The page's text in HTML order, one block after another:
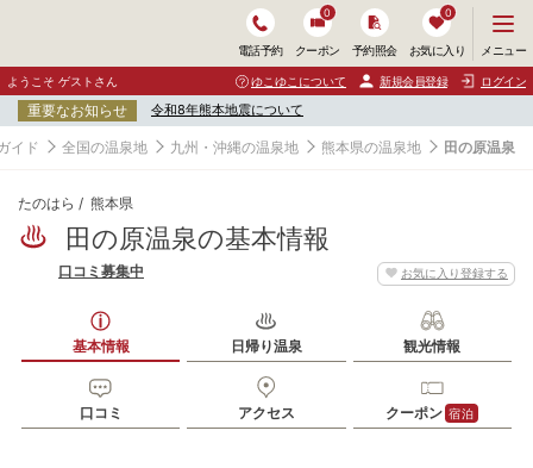
電話予約 クーポン
0
予約照会 お気に入り
0
ニ
ュ
ー
開
く
メニュー
ようこそ ゲストさん ゆこゆこについて 新規会員登録 ログイン
重要なお知らせ 令和8年熊本地震について
イド 全国の温泉地 九州・沖縄の温泉地 熊本県の温泉地 田の原温泉
たのはら 熊本県
田の原温泉の基本情報
お気に入り登録する
口コミ募集中
基本情報 日帰り温泉 観光情報
口コミ アクセス クーポン 宿泊